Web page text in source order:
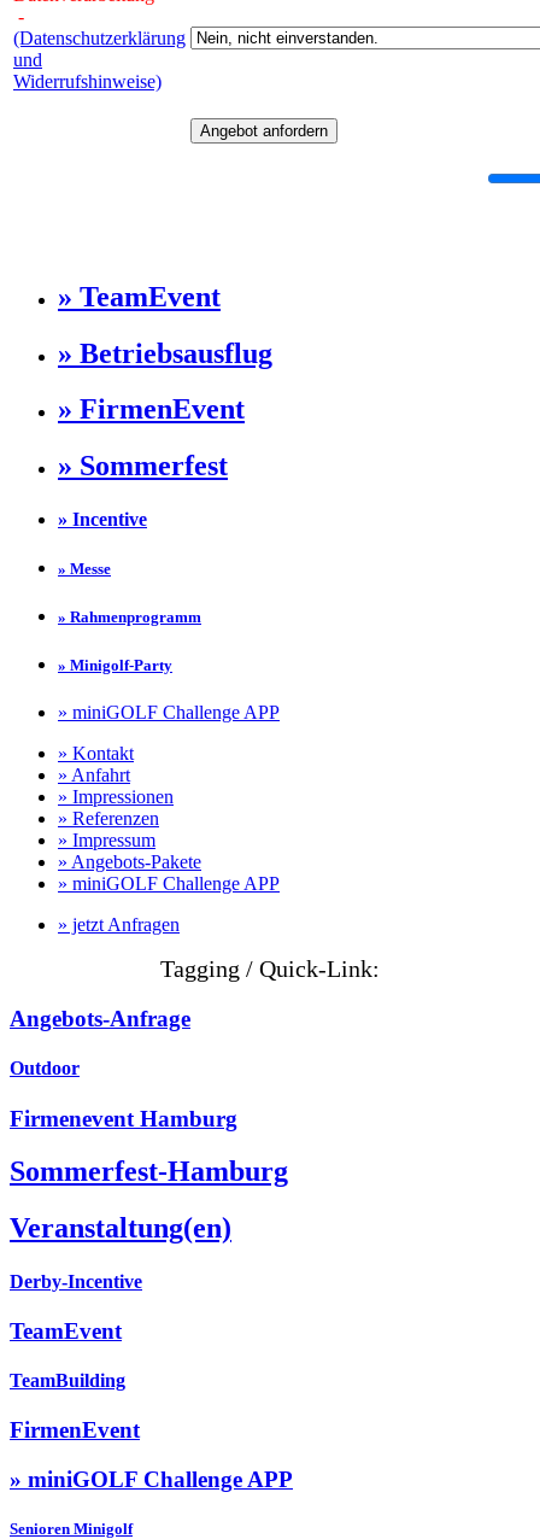
-
(Datenschutzerklärung
und
Widerrufshinweise)
» TeamEvent
» Betriebsausflug
» FirmenEvent
» Sommerfest
» Incentive
» Messe
» Rahmenprogramm
» Minigolf-Party
» miniGOLF Challenge APP
» Kontakt
» Anfahrt
» Impressionen
» Referenzen
» Impressum
» Angebots-Pakete
» miniGOLF Challenge APP
» jetzt Anfragen
Tagging / Quick-Link:
Angebots-Anfrage
Outdoor
Firmenevent Hamburg
Sommerfest-Hamburg
Veranstaltung(en)
Derby-Incentive
TeamEvent
TeamBuilding
FirmenEvent
» miniGOLF Challenge APP
Senioren Minigolf